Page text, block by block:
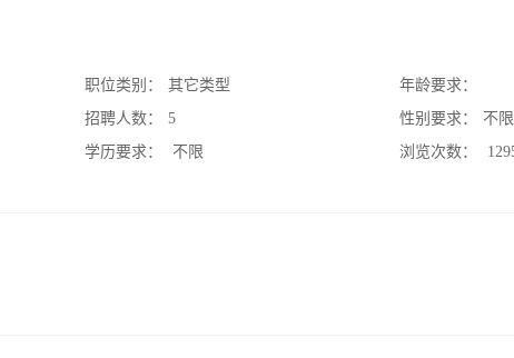
职位类别：
其它类型
招聘人数：
5
学历要求：
不限
年龄要求：
性别要求：
不限
浏览次数：